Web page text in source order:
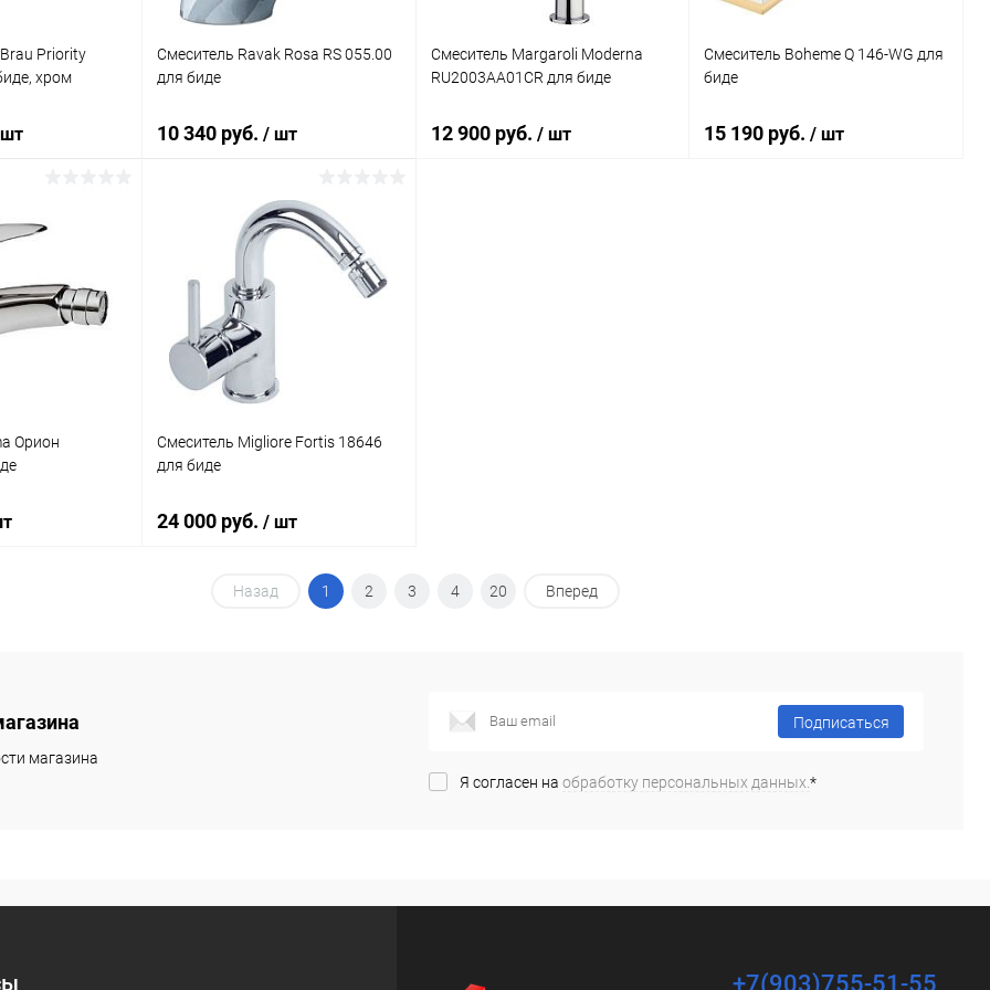
Priority
хром
Сравнение
Под заказ
Смеситель Ravak Rosa RS 055.00
для биде
10 340 руб. / шт
В корзину
Купить в 1 клик Сравнение
В избранное
Смеситель Margaroli Moderna
RU2003AA01CR для биде
12 900 руб. / шт
Смеситель Boheme Q 146-WG для
биде
15 190 руб./ шт
Орион
Смеситель Migliore Fortis 18646
для биде
24 000 руб. / шт
В корзину
Назад 1 2 3 4 20 Вперед
магазина
Подписаться
Я согласен на обработку персональных данных. *
+7(903)755-51-55